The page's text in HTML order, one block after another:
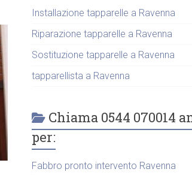
Installazione tapparelle a Ravenna
Riparazione tapparelle a Ravenna
Sostituzione tapparelle a Ravenna
tapparellista a Ravenna
Chiama 0544 070014
per:
Fabbro pronto intervento Ravenna